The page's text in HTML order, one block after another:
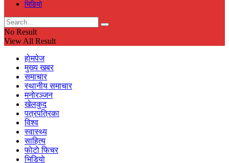
भिडियाे
No Result
View All Result
हाेमपेज
मुख्य खबर
समाचार
स्थानीय समाचार
मनाेरञ्जन
खेलकुद
पत्रपत्रिका
विश्व
स्वास्थ्य
साहित्य
फाेटाे फिचर
भिडियाे